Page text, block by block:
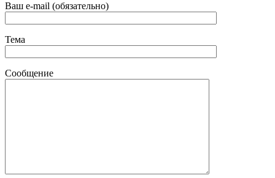
Ваш e-mail (обязательно)
Тема
Сообщение